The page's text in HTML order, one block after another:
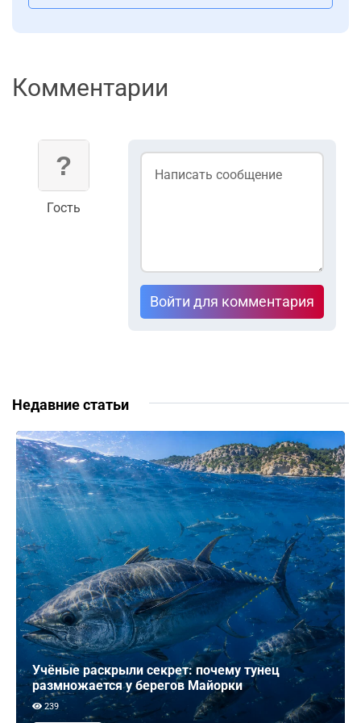
Комментарии
Гость
Войти для комментария
Недавние статьи
Учёные раскрыли секрет: почему тунец
размножается у берегов Майорки
239